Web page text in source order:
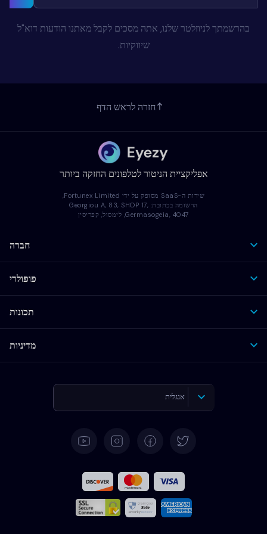
בהרשמתך לניוזלטר שלנו, אתה מסכים לקבל מאתנו הודעות דוא"ל
שיווקיות.
חזרה לראש הדף
אפליקציית הניטור לטלפונים החזקה ביותר
שירות ה-SaaS מסופק על ידי Fortunex Limited,
הרשומה בכתובת: Georgiou A, 83, SHOP 17,
Germasogeia, 4047, לימסול, קפריסין
חברה
פופולרי
תכונות
מדיניות
אנגלית
צרפתית